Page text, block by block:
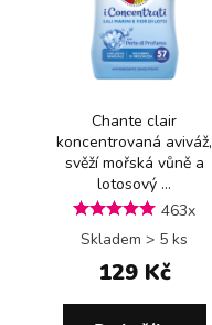
Chante clair
koncentrovaná aviváž,
svěží mořská vůně a
lotosový ...
463x
Skladem > 5 ks
129 Kč